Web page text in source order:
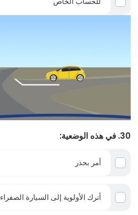
30. في هذه الوضعية:
أمر بحذر
أترك الأولوية إلى السيارة الصفراء